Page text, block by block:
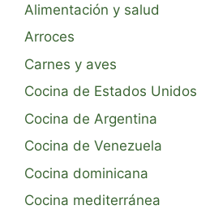
Alimentación y salud
Arroces
Carnes y aves
Cocina de Estados Unidos
Cocina de Argentina
Cocina de Venezuela
Cocina dominicana
Cocina mediterránea